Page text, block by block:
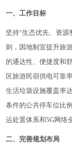
一、工作目标
坚持“生态优先、资
则，因地制宜提升旅
的通达性、便捷度和
区旅游民宿供电可靠
生活垃圾设施覆盖率
条件的公共停车位比
运处置体系和5G网络
二、完善规划布局